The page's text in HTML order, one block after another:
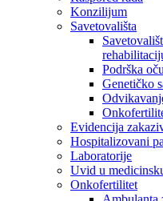
Konzilijum
Savetovališta
Podrška
Genetičko
Evidencija
Hospitalizovani
Laboratorije
Uvid u
Onkofertilitet